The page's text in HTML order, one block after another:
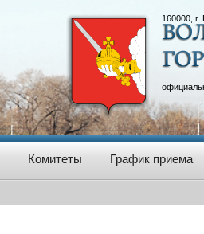
160000, г.
Комитеты График приема